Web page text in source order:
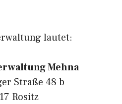
lautet:
Mehna
Straße 48 b
Rositz